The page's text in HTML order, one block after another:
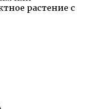
растение с